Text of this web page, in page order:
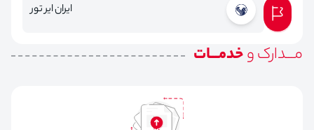
ایران ایر تور
مـــدارک وخدمـــات